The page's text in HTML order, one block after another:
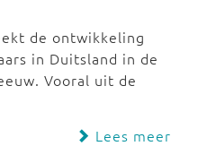
de ontwikkeling
in Duitsland in de
Vooral uit de
Lees meer